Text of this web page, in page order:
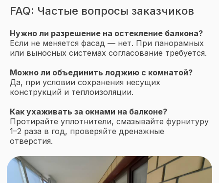
FAQ: Частые вопросы заказчиков
Нужно ли разрешение на остекление балкона?
Если не меняется фасад — нет. При панорамных
или выносных системах согласование требуется.
Можно ли объединить лоджию с комнатой?
Да, при условии сохранения несущих
конструкций и теплоизоляции.
Как ухаживать за окнами на балконе?
Протирайте уплотнители, смазывайте фурнитуру
1–2 раза в год, проверяйте дренажные
отверстия.
О компании
О нас
Окна
Остекление домов и коттеджей
Остекление веранд и террас
Остекление балконов и лоджий
Отделка балконов и лоджий
Двери
Портальное остекление
Проекты